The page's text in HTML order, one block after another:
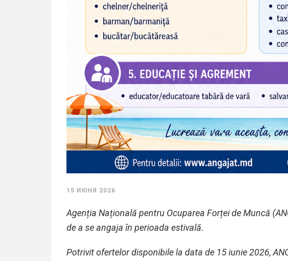
15 ИЮНЯ 2026
Agenția Națională pentru Ocuparea Forței de Muncă
de a se angaja în perioada estivală.
Potrivit ofertelor disponibile la data de 15 iunie 2026,